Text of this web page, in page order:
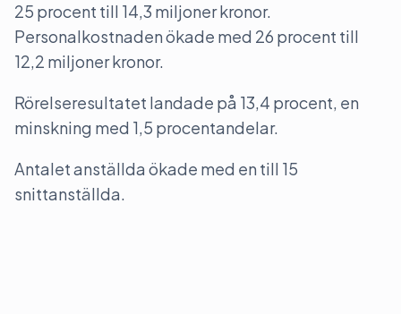
25 procent till 14,3 miljoner kronor.
Personalkostnaden ökade med 26 procent till
12,2 miljoner kronor.
Rörelseresultatet landade på 13,4 procent, en
minskning med 1,5 procentandelar.
Antalet anställda ökade med en till 15
snittanställda.